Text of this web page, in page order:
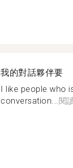
我的對話夥伴要
I like people who
conversation...閱